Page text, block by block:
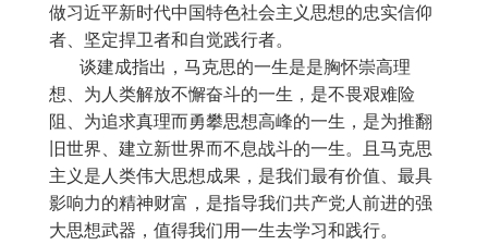
做习近平新时代中国特色社会主义思想的忠实信仰
者、坚定捍卫者和自觉践行者。
谈建成指出，马克思的一生是是胸怀崇高理
想、为人类解放不懈奋斗的一生，是不畏艰难险
阻、为追求真理而勇攀思想高峰的一生，是为推翻
旧世界、建立新世界而不息战斗的一生。且马克思
主义是人类伟大思想成果，是我们最有价值、最具
影响力的精神财富，是指导我们共产党人前进的强
大思想武器，值得我们用一生去学习和践行。